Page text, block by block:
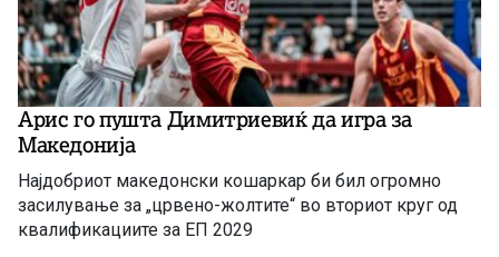
Арис го пушта Димитриевиќ да игра за
Македонија
Најдобриот македонски кошаркар би бил огромно
засилување за „црвено-жолтите“ во вториот круг од
квалификациите за ЕП 2029